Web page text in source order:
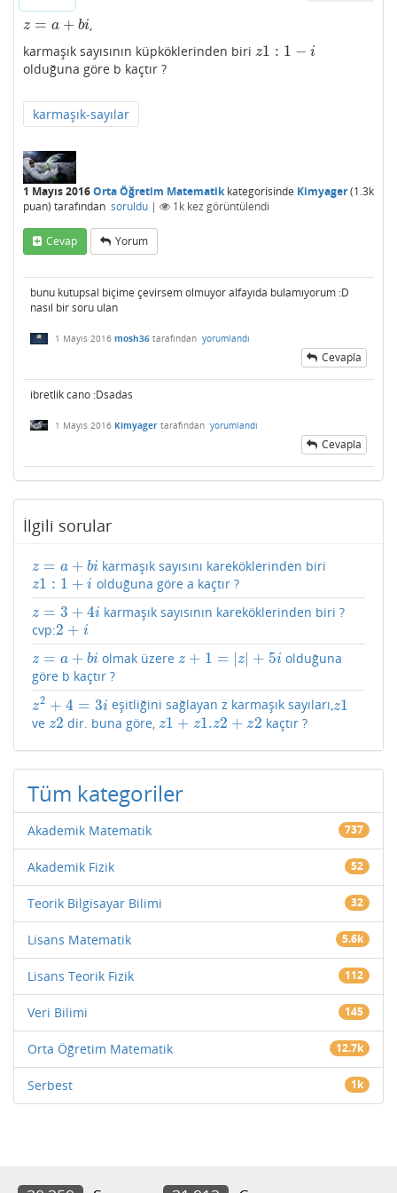
z = a + bi
z=a+ bi
,
karmaşık sayısının küpköklerinden biri z1 : 1 − i
z1: 1 −i
olduğuna göre b kaçtır ?
karmaşık-sayılar
1 Mayıs 2016Orta Öğretim Matematikkategorisinde Kimyager(1.3k
puan) tarafından soruldu | 1k kez görüntülendi
Cevap Yorum
bunu kutupsal biçime çevirsem olmuyor alfayıda bulamıyorum :D
nasıl bir soru ulan
1 Mayıs 2016 mosh36 tarafından yorumlandı
Cevapla
ibretlik cano :Dsadas
1 Mayıs 2016 Kimyager tarafından yorumlandı
Cevapla
İlgili sorular
z = a + bi
z=a+ bi karmaşık sayısını kareköklerinden biri
z1 : 1 + i
z1: 1 +i olduğuna göre a kaçtır ?
z = 3 + 4i
z=3+ 4i
karmaşık sayısının kareköklerinden biri ?
cvp:2 + i
2 +i
z = a + bi
z=a+ bi olmak üzerez + 1 = |z + 5i
z+1=| z|+ 5i
olduğuna
göre b kaçtır ?
z2 + 4 = 3i
z2 +4=3 eşitliğini sağlayan z karmaşık sayıları,z1
z1
ve z2
z2 dir. buna göre, z1 + z1.z2 + z2
z1+z1.z2+z2 kaçtır ?
Tüm kategoriler
Akademik Matematik 737
Akademik Fizik 52
Teorik Bilgisayar Bilimi 32
Lisans Matematik 5.6k
Lisans Teorik Fizik 112
Veri Bilimi 145
Orta Öğretim Matematik 12.7k
Serbest 1k